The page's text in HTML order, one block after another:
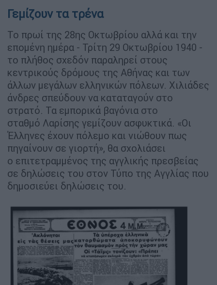
Γεμίζουν τα τρένα
Το πρωί της 28ης Οκτωβρίου αλλά και την
επομένη ημέρα - Τρίτη 29 Οκτωβρίου 1940 -
το πλήθος σχεδόν παραληρεί στους
κεντρικούς δρόμους της Αθήνας και των
άλλων μεγάλων ελληνικών πόλεων. Χιλιάδες
άνδρες σπεύδουν να καταταγούν στο
στρατό. Τα εμπορικά βαγόνια στο
σταθμό Λαρίσης γεμίζουν ασφυκτικά. «Οι
Έλληνες έχουν πόλεμο και νιώθουν πως
πηγαίνουν σε γιορτή», θα σχολιάσει
ο επιτετραμμένος της αγγλικής πρεσβείας
σε δηλώσεις του στον Τύπο της Αγγλίας που
δημοσιεύει δηλώσεις του.